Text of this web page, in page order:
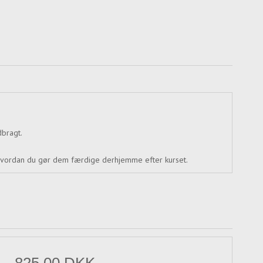
du gør dem færdige derhjemme efter kurset.